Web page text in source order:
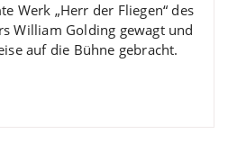
Werk „Herr der Fliegen“ des
William Golding gewagt und
auf die Bühne gebracht.